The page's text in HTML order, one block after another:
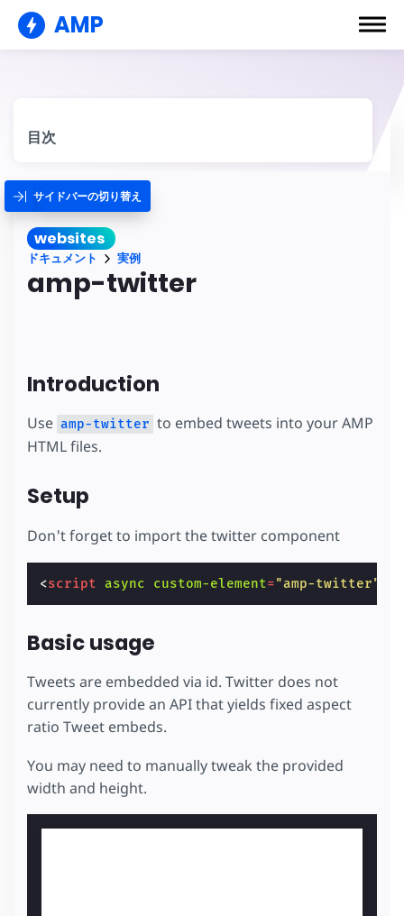
AMP
目次
サイドバーの切り替え
websites
ドキュメント 実例
amp-twitter
Introduction
Use amp-twitter to embed tweets into your AMP
HTML files.
Setup
Don't forget to import the twitter component
<script async custom-element="amp-twitter"
Basic usage
Tweets are embedded via id. Twitter does not
currently provide an API that yields fixed aspect
ratio Tweet embeds.
You may need to manually tweak the provided
width and height.